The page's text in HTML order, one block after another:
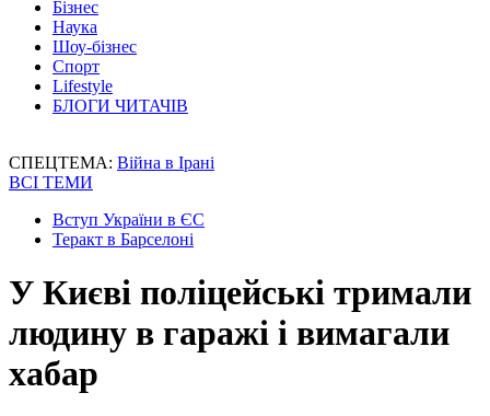
Бізнес
Наука
Шоу-бізнес
Спорт
Lifestyle
БЛОГИ ЧИТАЧІВ
СПЕЦТЕМА: Війна в Ірані
ВСІ ТЕМИ
Вступ України в ЄС
Теракт в Барселоні
У Києві поліцейські тримали
людину в гаражі і вимагали
хабар